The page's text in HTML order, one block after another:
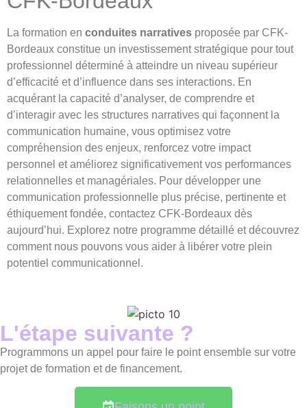
La formation en conduites narratives proposée par CFK-
Bordeaux constitue un investissement stratégique pour tout
professionnel déterminé à atteindre un niveau supérieur
d’efficacité et d’influence dans ses interactions. En
acquérant la capacité d’analyser, de comprendre et
d’interagir avec les structures narratives qui façonnent la
communication humaine, vous optimisez votre
compréhension des enjeux, renforcez votre impact
personnel et améliorez significativement vos performances
relationnelles et managériales. Pour développer une
communication professionnelle plus précise, pertinente et
éthiquement fondée, contactez CFK-Bordeaux dès
aujourd’hui. Explorez notre programme détaillé et découvrez
comment nous pouvons vous aider à libérer votre plein
potentiel communicationnel.
L'étape suivante ?
Programmons un appel pour faire le point ensemble sur votre
projet de formation et de financement.